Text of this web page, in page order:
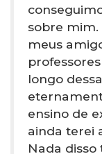
sobre mim.
meus
longo
ensino de
ainda terei
Nada disso